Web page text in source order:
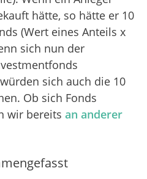
hätte, so hätte er 10
(Wert eines Anteils x
sich nun der
sich auch die 10
Ob sich Fonds
wir bereits an anderer